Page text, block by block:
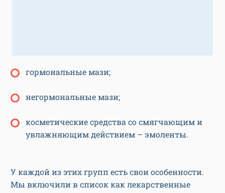
гормональные мази;
негормональные мази;
косметические средства со смягчающим и
увлажняющим действием – эмоленты.
У каждой из этих групп есть свои особенности.
Мы включили в список как лекарственные